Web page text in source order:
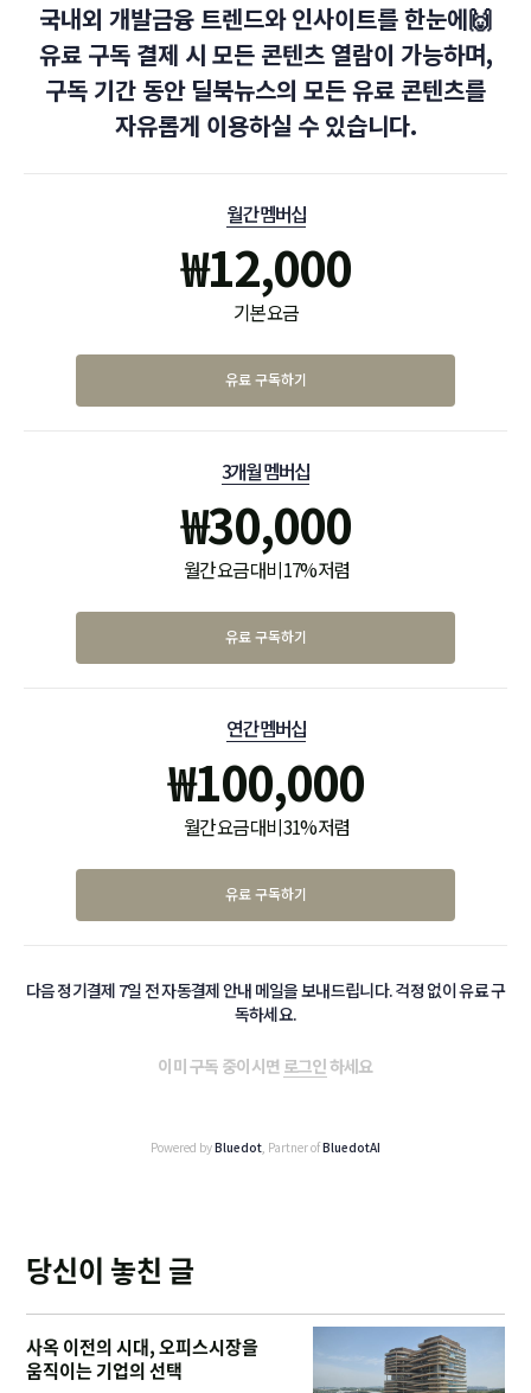
국내외 개발금융 트렌드와 인사이트를 한눈에🙌
유료 구독 결제 시 모든 콘텐츠 열람이 가능하며,
구독 기간 동안 딜북뉴스의 모든 유료 콘텐츠를
자유롭게 이용하실 수 있습니다.
월간 멤버십
₩12,000
기본 요금
유료 구독하기
3개월 멤버십
₩30,000
월간 요금 대비 17% 저렴
유료 구독하기
연간 멤버십
₩100,000
월간 요금 대비 31% 저렴
유료 구독하기
다음 정기결제 7일 전 자동결제 안내 메일을 보내드립니다. 걱정 없이 유료 구
독하세요.
이미 구독 중이시면 로그인하세요
Powered byBluedot, Partner ofBluedotAI
당신이 놓친 글
사옥 이전의 시대, 오피스시장을
움직이는 기업의 선택